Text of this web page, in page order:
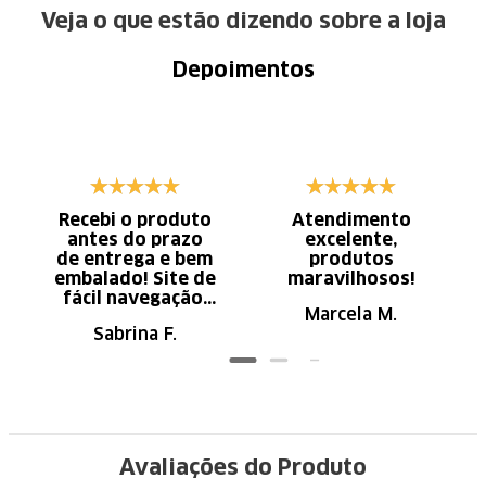
Veja o que estão dizendo sobre a loja
Depoimentos
Recebi o produto
antes do prazo
de entrega e bem
embalado! Site de
fácil navegação.
Sabrina F.
Atendimento
excelente,
produtos
maravilhosos!
Marcela M.
Avaliações do Produto